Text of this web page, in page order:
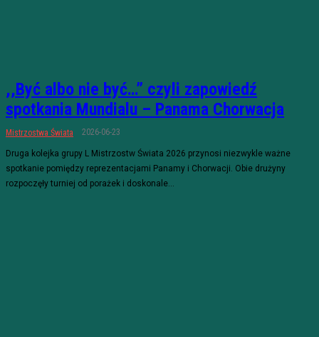
,,Być albo nie być…” czyli zapowiedź
spotkania Mundialu – Panama Chorwacja
Mistrzostwa Świata 2026-06-23
Druga kolejka grupy L Mistrzostw Świata 2026 przynosi niezwykle ważne
spotkanie pomiędzy reprezentacjami Panamy i Chorwacji. Obie drużyny
rozpoczęły turniej od porażek i doskonale...